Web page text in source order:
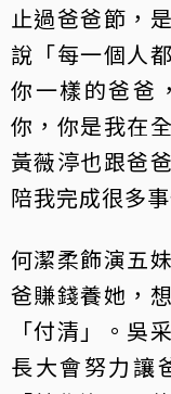
止過爸爸節，
說「每一個人
你一樣的爸爸
你，你是我在
黃薇渟也跟爸
陪我完成很多
何潔柔飾演五
爸賺錢養她，
「付清」。吳
長大會努力讓